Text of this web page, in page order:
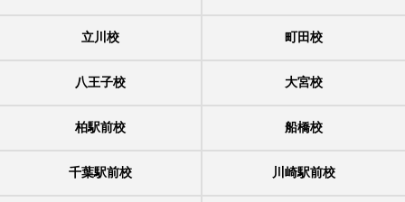
立川校 町田校
八王子校 大宮校
柏駅前校 船橋校
千葉駅前校 川崎駅前校